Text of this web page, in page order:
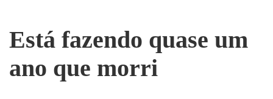
Está fazendo quase um
ano que morri